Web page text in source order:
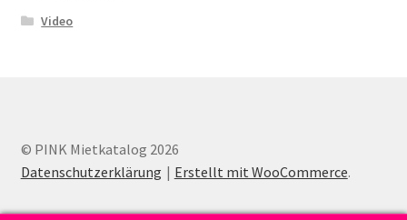
Video
© PINK Mietkatalog 2026
Datenschutzerklärung
Erstellt mit WooCommerce.